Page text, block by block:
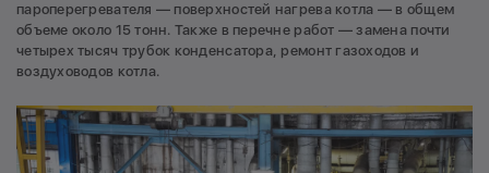
пароперегревателя — поверхностей нагрева котла — в общем
объеме около 15 тонн. Также в перечне работ — замена почти
четырех тысяч трубок конденсатора, ремонт газоходов и
воздуховодов котла.